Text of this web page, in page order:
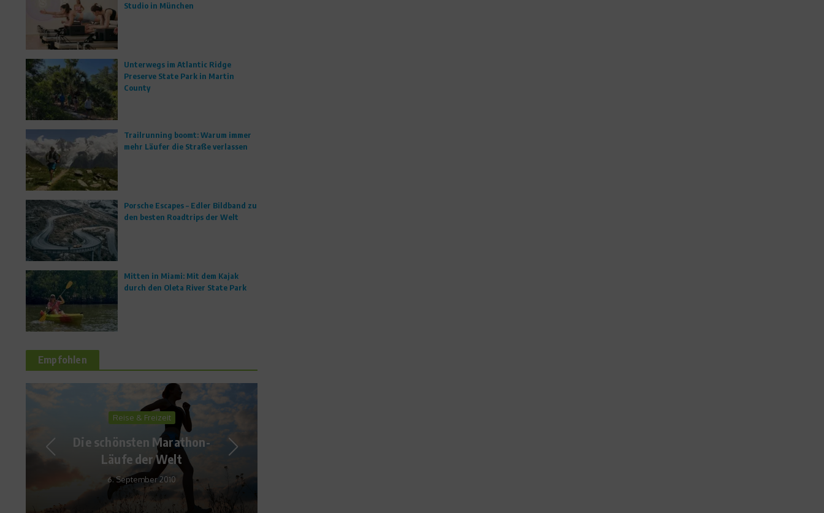
Studio in München
Unterwegs im Atlantic Ridge
Preserve State Park in Martin
County
Trailrunning boomt: Warum immer
mehr Läufer die Straße verlassen
Porsche Escapes – Edler Bildband zu
den besten Roadtrips der Welt
Mitten in Miami: Mit dem Kajak
durch den Oleta River State Park
Empfohlen
Sports Inside
Sportart im Test:
PoolSoccer – Die Wahrheit
liegt auf dem Platz
20. Juni 2011